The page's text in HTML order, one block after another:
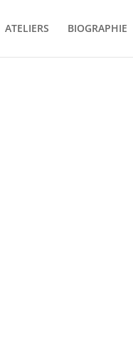
ATELIERS BIOGRAPHIE